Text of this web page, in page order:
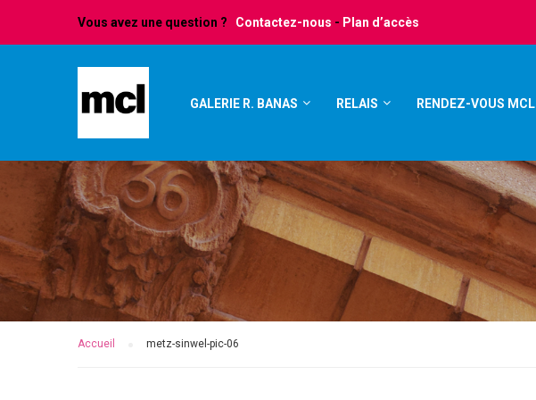
Vous avez une question ? Contactez-nous - Plan d’accès
GALERIE R. BANAS RELAIS RENDEZ-VOUS MCL
Accueil metz-sinwel-pic-06